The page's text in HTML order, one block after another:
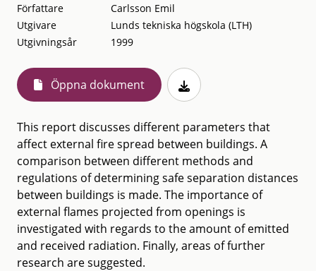
Författare
Carlsson Emil
Utgivare
Lunds tekniska högskola (LTH)
Utgivningsår
1999
Öppna dokument
This report discusses different parameters that
affect external fire spread between buildings. A
comparison between different methods and
regulations of determining safe separation distances
between buildings is made. The importance of
external flames projected from openings is
investigated with regards to the amount of emitted
and received radiation. Finally, areas of further
research are suggested.